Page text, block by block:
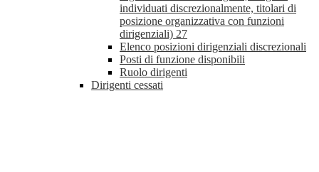
individuati discrezionalmente, titolari di
posizione organizzativa con funzioni
dirigenziali) 27
Elenco posizioni dirigenziali discrezionali
Posti di funzione disponibili
Ruolo dirigenti
Dirigenti cessati